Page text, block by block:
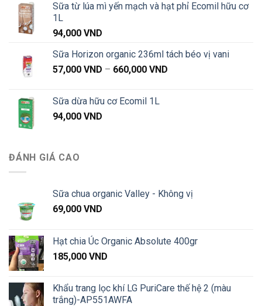
Sữa từ lúa mì yến mạch và hạt phỉ Ecomil hữu cơ
1L
94,000 VND
Sữa Horizon organic 236ml tách béo vị vani
57,000 VND – 660,000 VND
Sữa dừa hữu cơ Ecomil 1L
94,000 VND
ĐÁNH GIÁ CAO
Sữa chua organic Valley - Không vị
69,000 VND
Hạt chia Úc Organic Absolute 400gr
185,000 VND
Khẩu trang lọc khí LG PuriCare thế hệ 2 (màu
trắng)-AP551AWFA